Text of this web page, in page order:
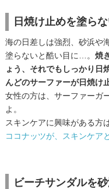
日焼け止めを塗ら
海の日差しは強烈、砂浜や
塗らないと酷い目に…。 焼
ょう、それでもしっかり日
んどのサーファーが日焼け
女性の方は、サーファーガ
よ。
スキンケアに興味がある方
ココナッツが、スキンケア
ビーチサンダルを